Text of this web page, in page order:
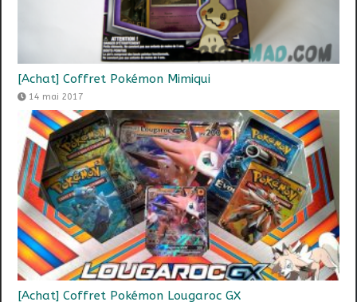
[Achat] Coffret Pokémon Mimiqui
14 mai 2017
[Achat] Coffret Pokémon Lougaroc GX